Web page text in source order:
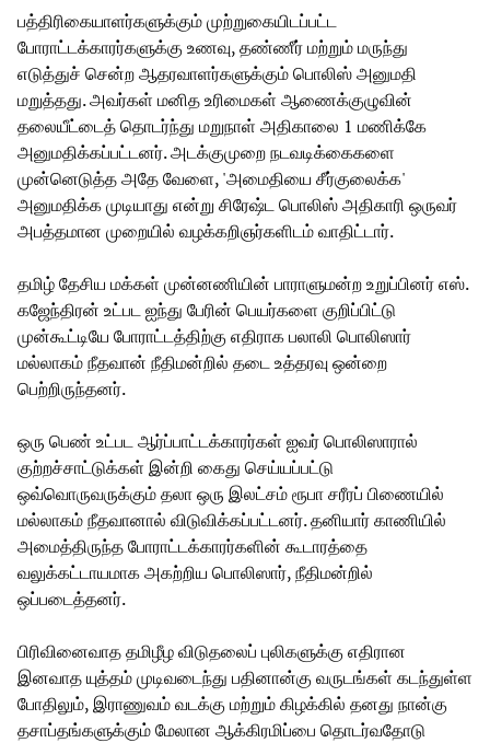
பத்திரிகையாளர்களுக்கும் முற்றுகையிடப்பட்ட
போராட்டக்காரர்களுக்கு உணவு, தண்ணீர் மற்றும் மருந்து
எடுத்துச் சென்ற ஆதரவாளர்களுக்கும் பொலிஸ் அனுமதி
மறுத்தது. அவர்கள் மனித உரிமைகள் ஆணைக்குழுவின்
தலையீட்டைத் தொடர்ந்து மறுநாள் அதிகாலை 1 மணிக்கே
அனுமதிக்கப்பட்டனர். அடக்குமுறை நடவடிக்கைகளை
முன்னெடுத்த அதே வேளை, 'அமைதியை சீர்குலைக்க'
அனுமதிக்க முடியாது என்று சிரேஷ்ட பொலிஸ் அதிகாரி ஒருவர்
அபத்தமான முறையில் வழக்கறிஞர்களிடம் வாதிட்டார்.
தமிழ் தேசிய மக்கள் முன்னணியின் பாராளுமன்ற உறுப்பினர் எஸ்.
கஜேந்திரன் உட்பட ஐந்து பேரின் பெயர்களை குறிப்பிட்டு
முன்கூட்டியே போராட்டத்திற்கு எதிராக பலாலி பொலிஸார்
மல்லாகம் நீதவான் நீதிமன்றில் தடை உத்தரவு ஒன்றை
பெற்றிருந்தனர்.
ஒரு பெண் உட்பட ஆர்ப்பாட்டக்காரர்கள் ஐவர் பொலிஸாரால்
குற்றச்சாட்டுக்கள் இன்றி கைது செய்யப்பட்டு
ஒவ்வொருவருக்கும் தலா ஒரு இலட்சம் ரூபா சரீரப் பிணையில்
மல்லாகம் நீதவானால் விடுவிக்கப்பட்டனர். தனியார் காணியில்
அமைத்திருந்த போராட்டக்காரர்களின் கூடாரத்தை
வலுக்கட்டாயமாக அகற்றிய பொலிஸார், நீதிமன்றில்
ஒப்படைத்தனர்.
பிரிவினைவாத தமிழீழ விடுதலைப் புலிகளுக்கு எதிரான
இனவாத யுத்தம் முடிவடைந்து பதினான்கு வருடங்கள் கடந்துள்ள
போதிலும், இராணுவம் வடக்கு மற்றும் கிழக்கில் தனது நான்கு
தசாப்தங்களுக்கும் மேலான ஆக்கிரமிப்பை தொடர்வதோடு